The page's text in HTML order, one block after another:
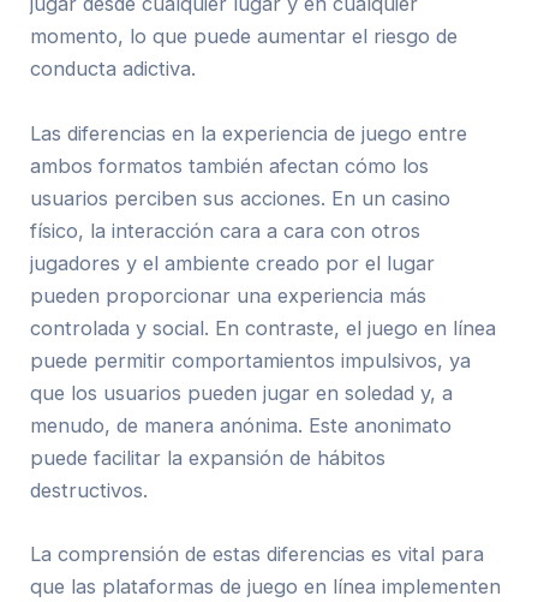
momento, lo que puede aumentar el riesgo de
conducta adictiva.
Las diferencias en la experiencia de juego entre
ambos formatos también afectan cómo los
usuarios perciben sus acciones. En un casino
físico, la interacción cara a cara con otros
jugadores y el ambiente creado por el lugar
pueden proporcionar una experiencia más
controlada y social. En contraste, el juego en línea
puede permitir comportamientos impulsivos, ya
que los usuarios pueden jugar en soledad y, a
menudo, de manera anónima. Este anonimato
puede facilitar la expansión de hábitos
destructivos.
La comprensión de estas diferencias es vital para
que las plataformas de juego en línea implementen